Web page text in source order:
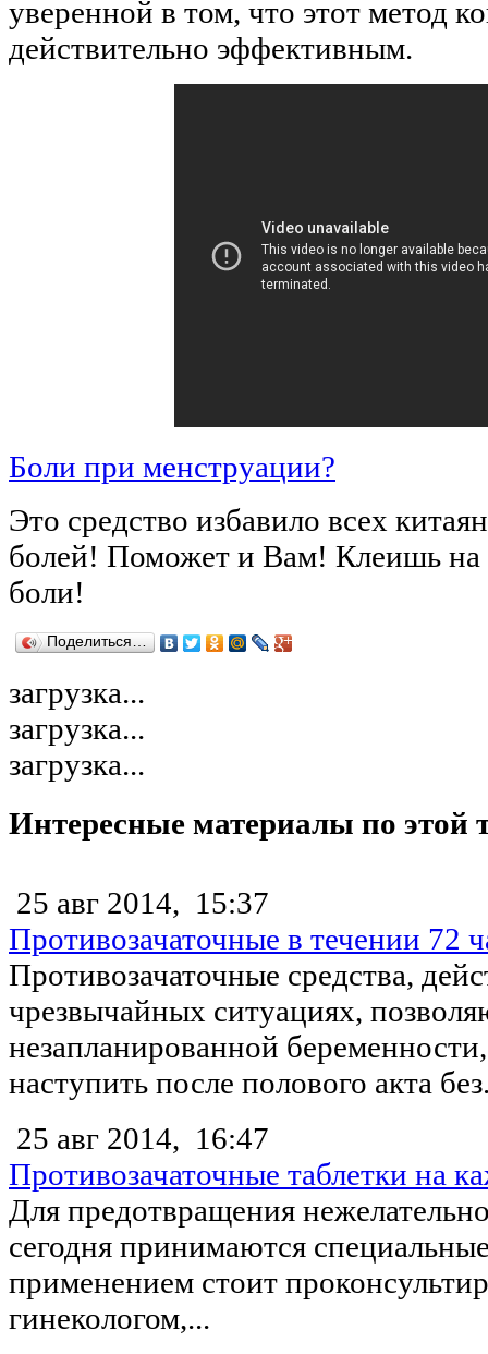
уверенной в том, что этот метод
действительно эффективным.
Боли при менструации?
Это средство избавило всех
болей! Поможет и Вам! Клеишь на
боли!
Поделиться…
загрузка...
загрузка...
загрузка...
Интересные материалы по этой
25 авг 2014, 15:37
Противозачаточные в течении 72
Противозачаточные средства,
чрезвычайных ситуациях,
незапланированной
наступить после полового акта
25 авг 2014, 16:47
Противозачаточные таблетки на
Для предотвращения
сегодня принимаются
применением стоит
гинекологом,...